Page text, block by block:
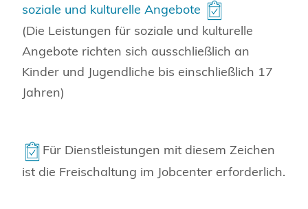
soziale und kulturelle Angebote
(Die Leistungen für soziale und kulturelle
Angebote richten sich ausschließlich an
Kinder und Jugendliche bis einschließlich 17
Jahren)
Für Dienstleistungen mit diesem Zeichen
ist die Freischaltung im Jobcenter erforderlich.